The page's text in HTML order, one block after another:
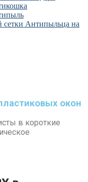
сетки Антипыльца на
окон
в короткие